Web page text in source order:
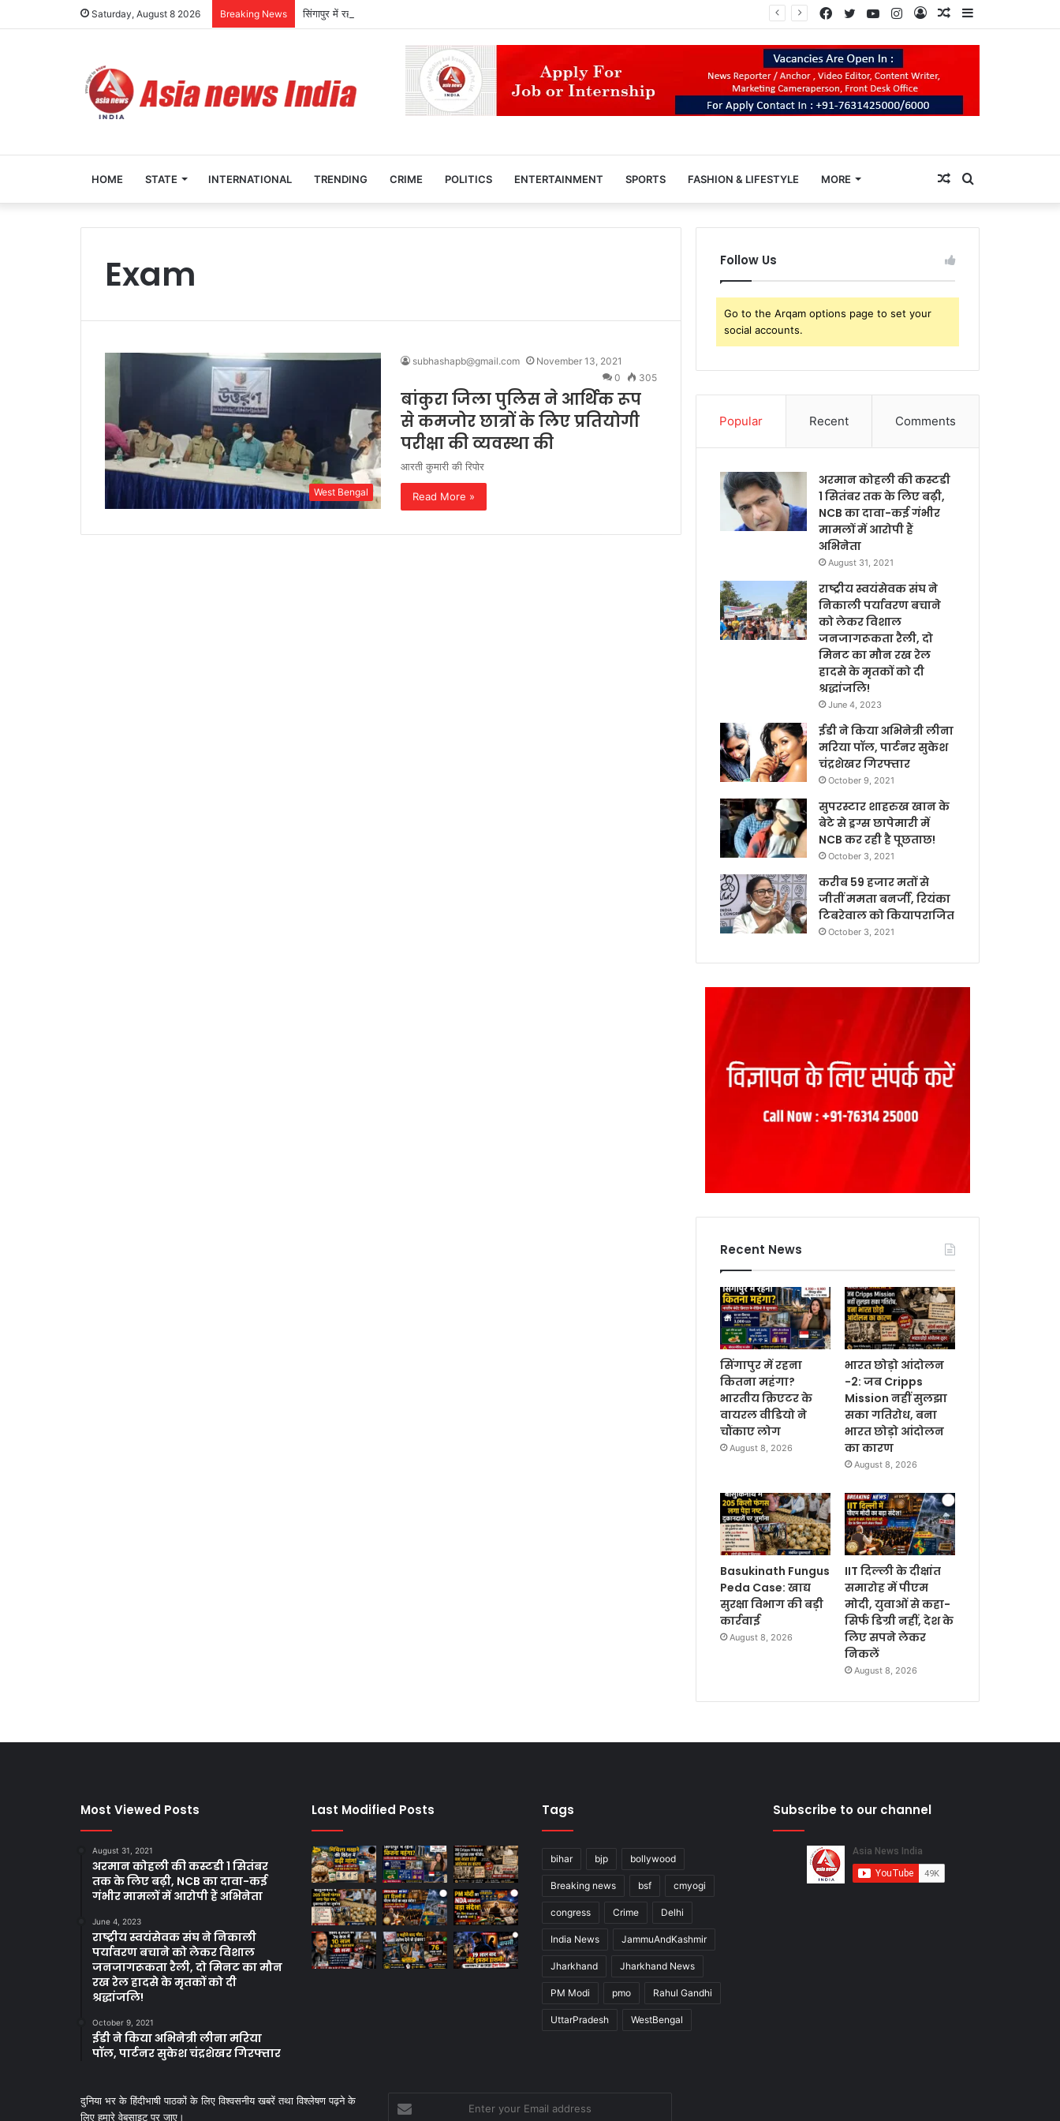
Saturday, August 8 2026 Breaking News सिंगापुर में रहना कितना महंगा? भारतीय क्रिएटर के वायरल वीडियो ने चौंकाए लोग Sidebar
Random
Log
Instagram
YouTube
Twitter
Facebook
HOME STATE INTERNATIONAL TRENDING CRIME POLITICS ENTERTAINMENT SPORTS FASHION & LIFESTYLE MORE Search
for
Random
Article
Exam
West Bengal
subhashapb@gmail.com
November 13, 2021
0
305
बांकुरा जिला पुलिस ने आर्थिक रूप
से कमजोर छात्रों के लिए प्रतियोगी
परीक्षा की व्यवस्था की
आरती कुमारी की रिपोर
Read More »
Follow Us
Go to the Arqam options page to set your
social accounts.
Popular Recent Comments
अरमान कोहली की कस्टडी
1 सितंबर तक के लिए बढ़ी,
NCB का दावा-कई गंभीर
मामलों में आरोपी हैं
अभिनेता
August 31, 2021
राष्ट्रीय स्वयंसेवक संघ ने
निकाली पर्यावरण बचाने
को लेकर विशाल
जनजागरूकता रैली, दो
मिनट का मौन रख रेल
हादसे के मृतकों को दी
श्रद्धांजलि!
June 4, 2023
ईडी ने किया अभिनेत्री लीना
मरिया पॉल, पार्टनर सुकेश
चंद्रशेखर गिरफ्तार
October 9, 2021
सुपरस्टार शाहरुख खान के
बेटे से ड्रग्स छापेमारी में
NCB कर रही है पूछताछ!
October 3, 2021
करीब 59 हजार मतों से
जीतीं ममता बनर्जी, रियंका
टिबरेवाल को कियापराजित
October 3, 2021
Recent News
सिंगापुर में रहना
कितना महंगा?
भारतीय क्रिएटर के
वायरल वीडियो ने
चौंकाए लोग
August 8, 2026
भारत छोड़ो आंदोलन
-2: जब Cripps
Mission नहीं सुलझा
सका गतिरोध, बना
भारत छोड़ो आंदोलन
का कारण
August 8, 2026
Basukinath Fungus
Peda Case: खाद्य
सुरक्षा विभाग की बड़ी
कार्रवाई
August 8, 2026
IIT दिल्ली के दीक्षांत
समारोह में पीएम
मोदी, युवाओं से कहा-
सिर्फ डिग्री नहीं, देश के
लिए सपने लेकर
निकलें
August 8, 2026
Most Viewed Posts
August 31, 2021
अरमान कोहली की कस्टडी 1 सितंबर
तक के लिए बढ़ी, NCB का दावा-कई
गंभीर मामलों में आरोपी हैं अभिनेता
June 4, 2023
राष्ट्रीय स्वयंसेवक संघ ने निकाली
पर्यावरण बचाने को लेकर विशाल
जनजागरूकता रैली, दो मिनट का मौन
रख रेल हादसे के मृतकों को दी
श्रद्धांजलि!
October 9, 2021
ईडी ने किया अभिनेत्री लीना मरिया
पॉल, पार्टनर सुकेश चंद्रशेखर गिरफ्तार
Last Modified Posts Tags
bihar bjp bollywood
Breaking news bsf cmyogi
congress Crime Delhi
India News JammuAndKashmir
Jharkhand Jharkhand News
PM Modi pmo Rahul Gandhi
UttarPradesh WestBengal
Subscribe to our channel
दुनिया भर के हिंदीभाषी पाठकों के लिए विश्‍वसनीय खबरें तथा विश्लेषण पढ़ने के
लिए हमारे वेबसाइट पर जाए।
your